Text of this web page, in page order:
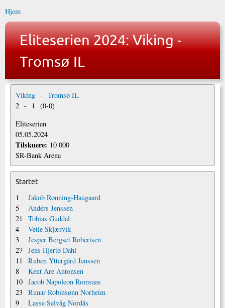
Hjem
Eliteserien 2024: Viking -
Tromsø IL
Viking - Tromsø IL
2 - 1 (0-0)
Eliteserien
05.05.2024
Tilskuere: 10 000
SR-Bank Arena
Startet
1
Jakob Rønning-Haugaard
5
Anders Jenssen
21
Tobias Guddal
4
Vetle Skjærvik
3
Jesper Bergset Robertsen
27 Jens Hjertø Dahl
11
Ruben Yttergård Jenssen
8
Kent Are Antonsen
10 Jacob Napoleon Romsaas
23 Runar Robinsønn Norheim
9
Lasse Selvåg Nordås